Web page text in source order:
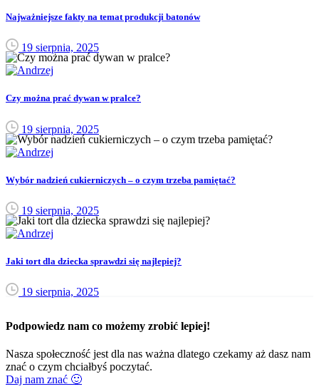
Najważniejsze fakty na temat produkcji batonów
19 sierpnia, 2025
Czy można prać dywan w pralce?
19 sierpnia, 2025
Wybór nadzień cukierniczych – o czym trzeba pamiętać?
19 sierpnia, 2025
Jaki tort dla dziecka sprawdzi się najlepiej?
19 sierpnia, 2025
Podpowiedz nam co możemy zrobić lepiej!
Nasza społeczność jest dla nas ważna dlatego czekamy aż dasz nam
znać o czym chciałbyś poczytać.
Daj nam znać 🙂